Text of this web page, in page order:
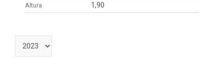
Altura 1,90